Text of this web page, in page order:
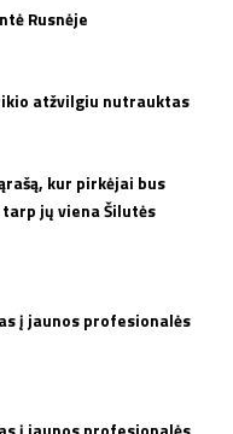
Rusnėje
atžvilgiu nutrauktas
kur pirkėjai bus
jų viena Šilutės
į jaunos profesionalės